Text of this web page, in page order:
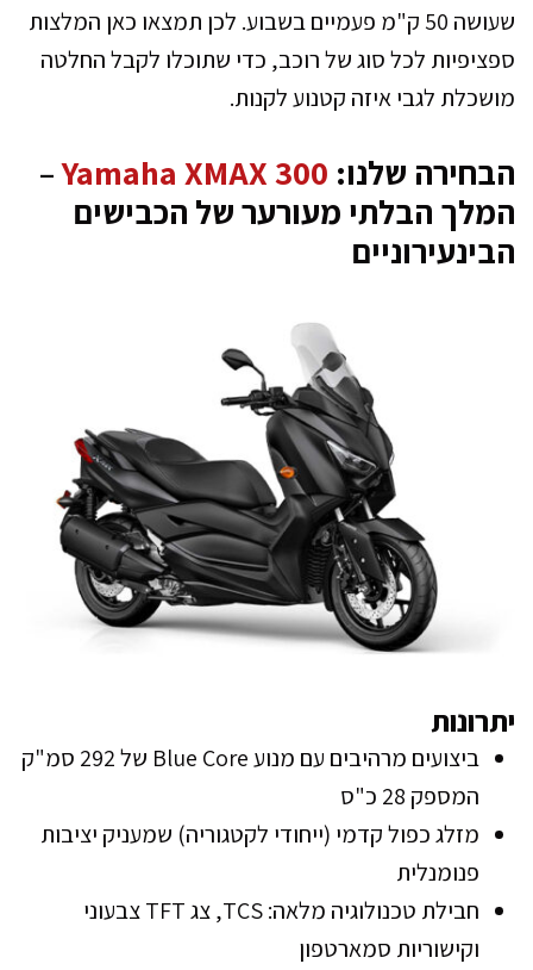
שעושה 50 ק"מ פעמיים בשבוע. לכן תמצאו כאן המלצות
ספציפיות לכל סוג של רוכב, כדי שתוכלו לקבל החלטה
מושכלת לגבי איזה קטנוע לקנות.
הבחירה שלנו: Yamaha XMAX 300
–
המלך הבלתי מעורער של הכבישים
הבינעירוניים
יתרונות
ביצועים מרהיבים עם מנוע Blue Core של 292 סמ"ק
המספק 28 כ"ס
מזלג כפול קדמי (ייחודי לקטגוריה) שמעניק יציבות
פנומנלית
חבילת טכנולוגיה מלאה: TCS, צג TFT צבעוני
וקישוריות סמארטפון